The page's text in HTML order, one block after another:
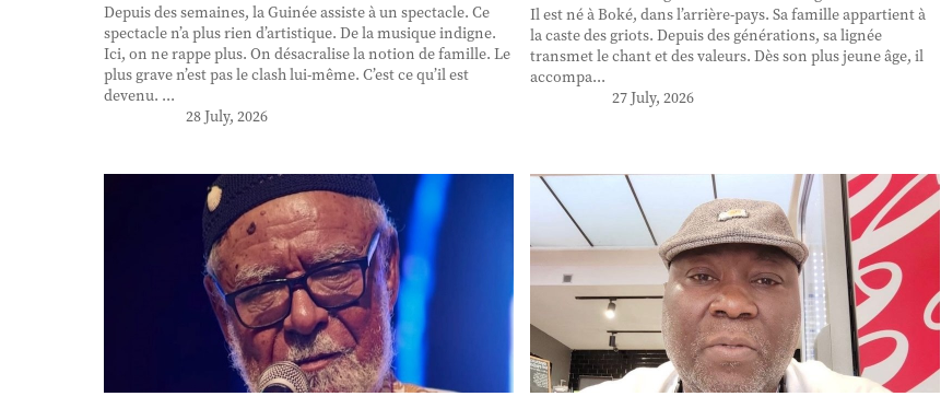
Depuis des semaines, la Guinée assiste à un spectacle. Ce
spectacle n’a plus rien d’artistique. De la musique indigne.
Ici, on ne rappe plus. On désacralise la notion de famille. Le
plus grave n’est pas le clash lui-même. C’est ce qu’il est
devenu. ...
28 July, 2026
Il est né à Boké, dans l’arrière-pays. Sa famille appartient à
la caste des griots. Depuis des générations, sa lignée
transmet le chant et des valeurs. Dès son plus jeune âge, il
accompa...
27 July, 2026